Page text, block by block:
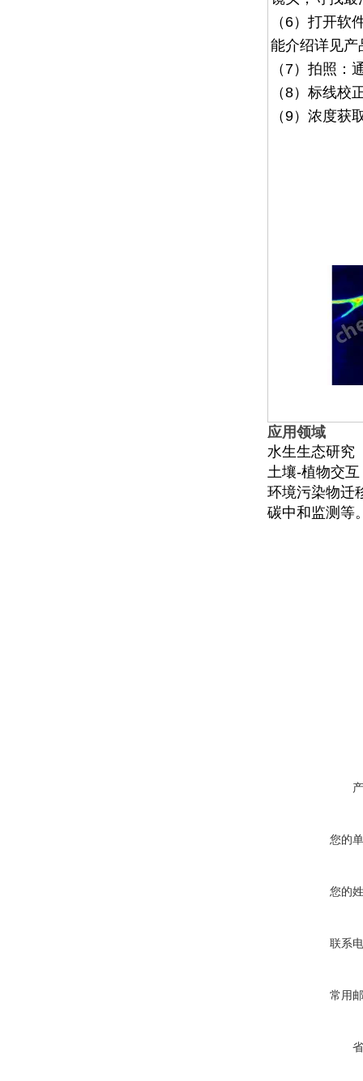
（6） 打开软
能介绍详见产
（7） 拍照：
（8） 标线校
（9）浓度获
应用领域
水生生态研究
土壤-植物交互
环境污染物迁
碳中和监测等
您的
您的
联系
常用